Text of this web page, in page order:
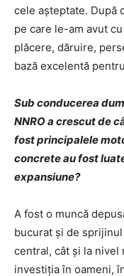
cele aşteptate. După
pe care le-am avut
plăcere, dăruire,
bază excelentă
Sub conducerea
NNRO a crescut de
fost principalele
concrete au fost
expansiune?
A fost o muncă
bucurat şi de
central, cât şi la nivel
investiţia în oameni,